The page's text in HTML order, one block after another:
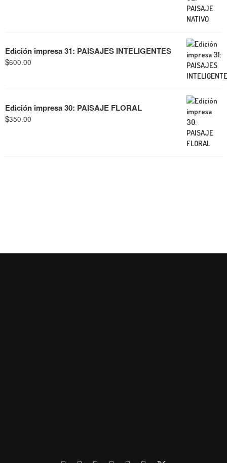
Edición impresa 31: PAISAJES INTELIGENTES
$600.00
Edición impresa 30: PAISAJE FLORAL
$350.00